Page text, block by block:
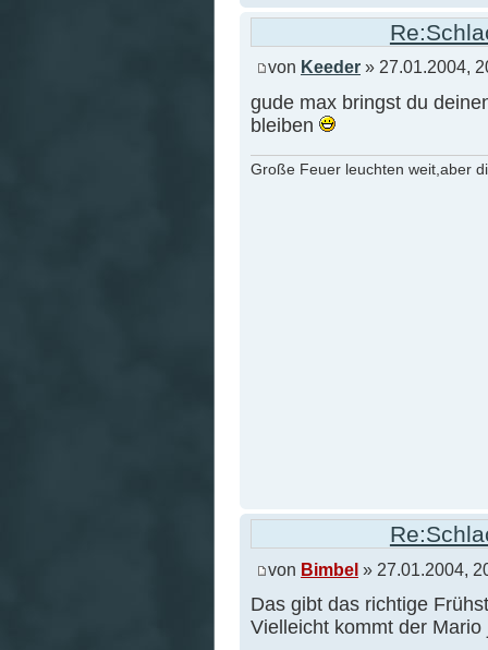
von Keeder » 27.01.2004,
gude max bringst du
bleiben
Große Feuer leuchten weit,aber
von Bimbel » 27.01.2004,
Das gibt das richtige
Vielleicht kommt der